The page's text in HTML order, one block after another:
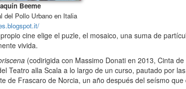
Beeme
del Pollo Urbano en Italia
cine elige el puzle, el mosaico, una suma de
vivida.
(codirigida con Massimo Donati en 2013, Cinta
Teatro alla Scala a lo largo de un curso, pautado por
de Frascaro de Norcia, un año después del seísmo